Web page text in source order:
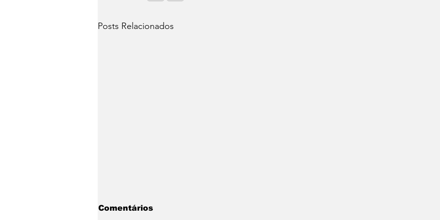
Posts Relacionados
Comentários